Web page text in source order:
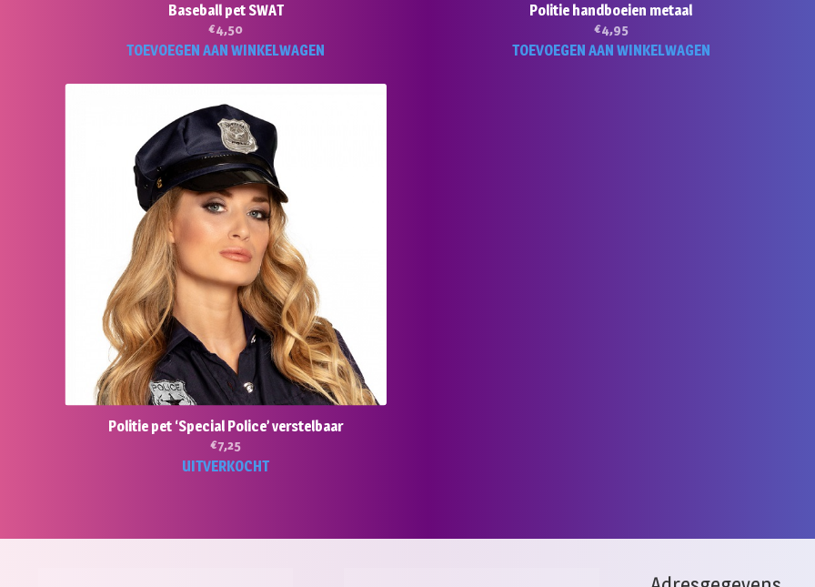
Baseball pet SWAT
€4,50
TOEVOEGEN AAN WINKELWAGEN
Politie handboeien metaal
€4,95
TOEVOEGEN AAN WINKELWAGEN
Politie pet ‘Special Police’ verstelbaar
€7,25
UITVERKOCHT